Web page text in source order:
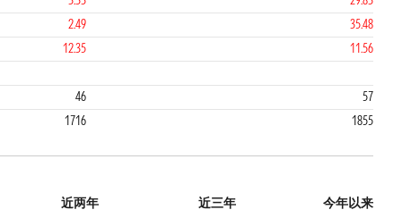
2.49
35.48
12.35
11.56
3
46
57
1716 1855
近两年 近三年
今年以来